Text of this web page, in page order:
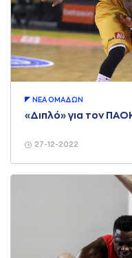
27-12-2022
ΝΕA ΟΜAΔΩΝ
«Διπλό» για τον